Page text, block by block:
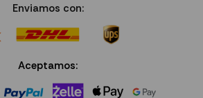
Enviamos con:
Aceptamos: